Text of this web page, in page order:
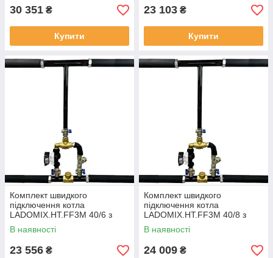
30 351 ₴
Купити
23 103 ₴
Купити
Комплект швидкого
підключення котла
LADOMIX.HT.FF3M 40/6 з
гнучкими шлангами,
змішувальний вузол 55°C,
В наявності
23 556 ₴
Комплект швидкого
підключення котла
LADOMIX.HT.FF3M 40/8 з
гнучкими шлангами,
змішувальний вузол 55°C,
В наявності
24 009 ₴